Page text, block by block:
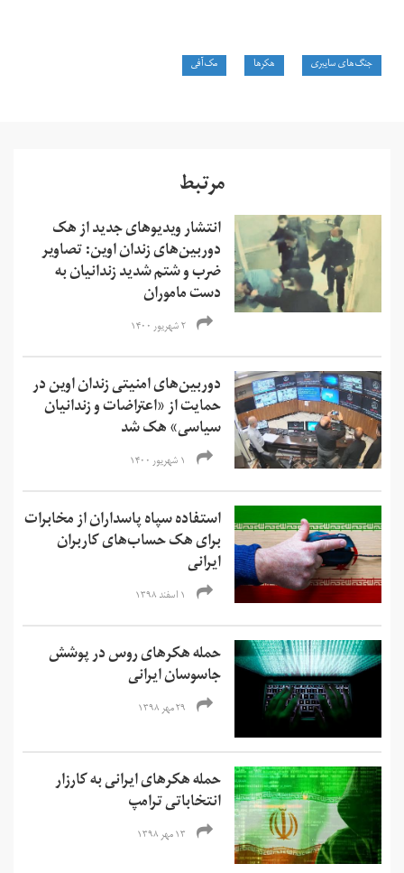
جنگ‌های سایبری هکرها مک‌آفی
مرتبط
انتشار ویدیوهای جدید از هک
دوربین‌های زندان اوین: تصاویر
ضرب و شتم شدید زندانیان به
دست ماموران
۲ شهریور ۱۴۰۰
دوربین‌های امنیتی زندان اوین در
حمایت از «اعتراضات و زندانیان
سیاسی» هک شد
۱ شهریور ۱۴۰۰
استفاده سپاه پاسداران از مخابرات
برای هک حساب‌های کاربران
ایرانی
۱ اسفند ۱۳۹۸
حمله هکرهای روس در پوشش
جاسوسان ایرانی
۲۹ مهر ۱۳۹۸
حمله هکرهای ایرانی به کارزار
انتخاباتی ترامپ
۱۳ مهر ۱۳۹۸